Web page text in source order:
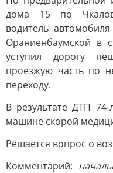
дома 15 по
водитель
Ораниенбаумской в
уступил дорогу
проезжую часть по
переходу.
В результате ДТП
машине скорой
Решается вопрос о
Комментарий: